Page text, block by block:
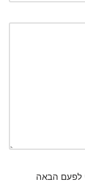
לפעם הבאה